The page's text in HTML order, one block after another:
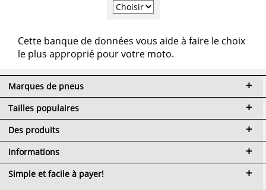
Cette banque de données vous aide à faire le choix
le plus approprié pour votre moto.
Marques de pneus
Tailles populaires
Des produits
Informations
Simple et facile à payer!